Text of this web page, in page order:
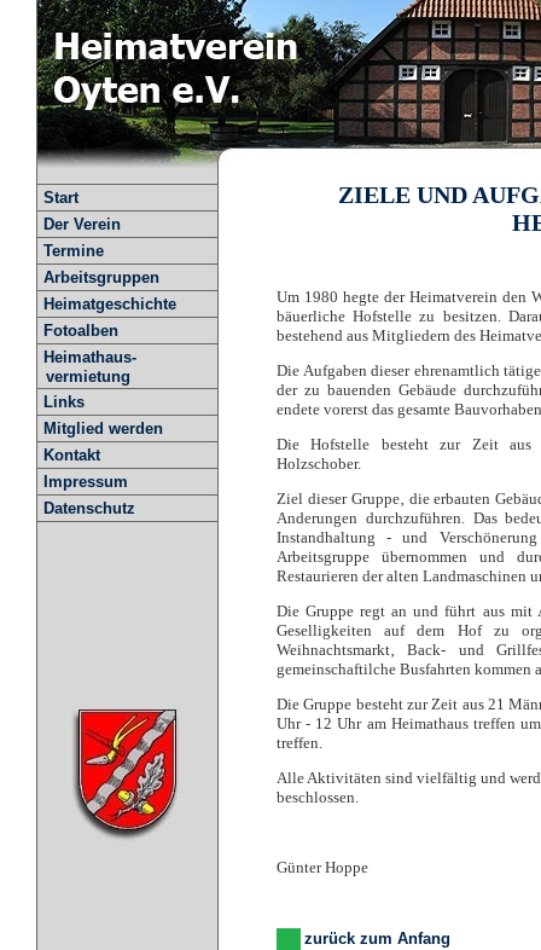
Start
Der Verein
Termine
Arbeitsgruppen
Heimatgeschichte
Fotoalben
Heimathaus-
vermietung
Links
Mitglied werden
Kontakt
Impressum
Datenschutz
ZIELE UND
Um 1980 hegte der Heimatverein den
bäuerliche Hofstelle zu besitzen.
bestehend aus Mitgliedern des
Die Aufgaben dieser ehrenamtlich
der zu bauenden Gebäude
endete vorerst das gesamte
Die Hofstelle besteht zur Zeit aus
Holzschober.
Ziel dieser Gruppe‚ die erbauten
Anderungen durchzuführen. Das
Instandhaltung - und
Arbeitsgruppe übernommen und
Restaurieren der alten Landmaschinen
Die Gruppe regt an und führt aus mit
Geselligkeiten auf dem Hof zu
Weihnachtsmarkt‚ Back- und
gemeinschaftilche Busfahrten kommen
Die Gruppe besteht zur Zeit aus 21
Uhr - 12 Uhr am Heimathaus treffen
treffen.
Alle Aktivitäten sind vielfältig und
beschlossen.
Günter Hoppe
zurück zum Anfang